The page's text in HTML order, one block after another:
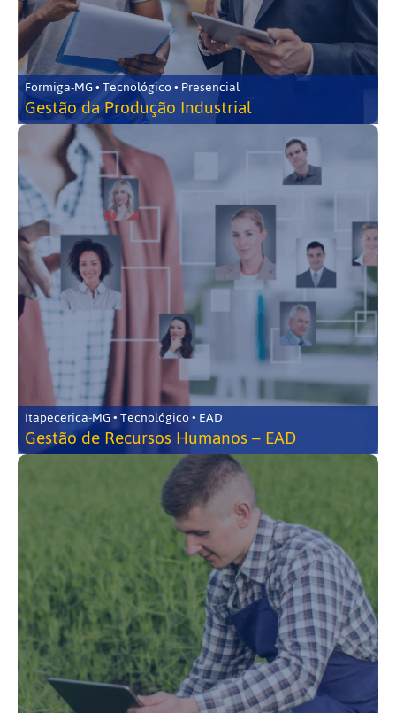
Formiga-MG • Tecnológico • Presencial
Gestão da Produção Industrial
Itapecerica-MG • Tecnológico • EAD
Gestão de Recursos Humanos – EAD